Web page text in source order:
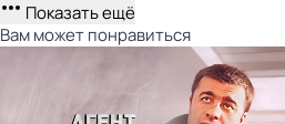
Показать ещё
Вам может понравиться